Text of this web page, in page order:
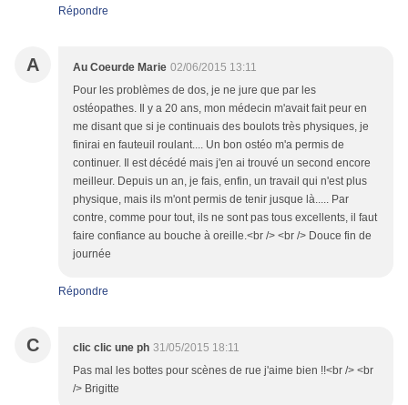
Répondre
A Au Coeurde Marie 02/06/2015 13:11
Pour les problèmes de dos, je ne jure que par les
ostéopathes. Il y a 20 ans, mon médecin m'avait fait peur en
me disant que si je continuais des boulots très physiques, je
finirai en fauteuil roulant.... Un bon ostéo m'a permis de
continuer. Il est décédé mais j'en ai trouvé un second encore
meilleur. Depuis un an, je fais, enfin, un travail qui n'est plus
physique, mais ils m'ont permis de tenir jusque là..... Par
contre, comme pour tout, ils ne sont pas tous excellents, il faut
faire confiance au bouche à oreille.<br /> <br /> Douce fin de
journée
Répondre
C clic clic une ph 31/05/2015 18:11
Pas mal les bottes pour scènes de rue j'aime bien !!<br /> <br
/> Brigitte